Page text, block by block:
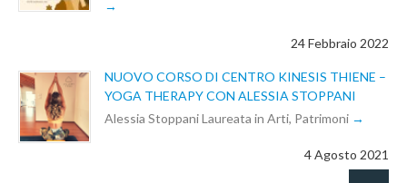
24 Febbraio 2022
NUOVO CORSO DI CENTRO KINESIS THIENE –
YOGA THERAPY CON ALESSIA STOPPANI
Alessia Stoppani Laureata in Arti, Patrimoni
4 Agosto 2021